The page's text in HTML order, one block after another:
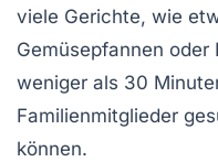
viele Gerichte, wie
Gemüsepfannen
weniger als 30
Familienmitglieder
können.